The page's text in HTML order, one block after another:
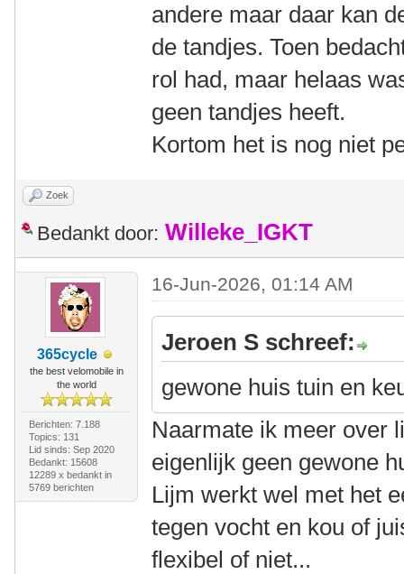
andere maar daar kan
de tandjes. Toen
rol had, maar helaas
geen tandjes heeft.
Kortom het is nog niet
Zoek
Bedankt door: Willeke_IGKT
365cycle
the best velomobile in
the world
Berichten: 7.188
Topics: 131
Lid sinds: Sep 2020
Bedankt: 15608
12289 x bedankt in
5769 berichten
16-Jun-2026, 01:14 AM
Jeroen S schreef:
gewone huis tuin en
Naarmate ik meer over
eigenlijk geen gewone
Lijm werkt wel met het
tegen vocht en kou of
flexibel of niet...